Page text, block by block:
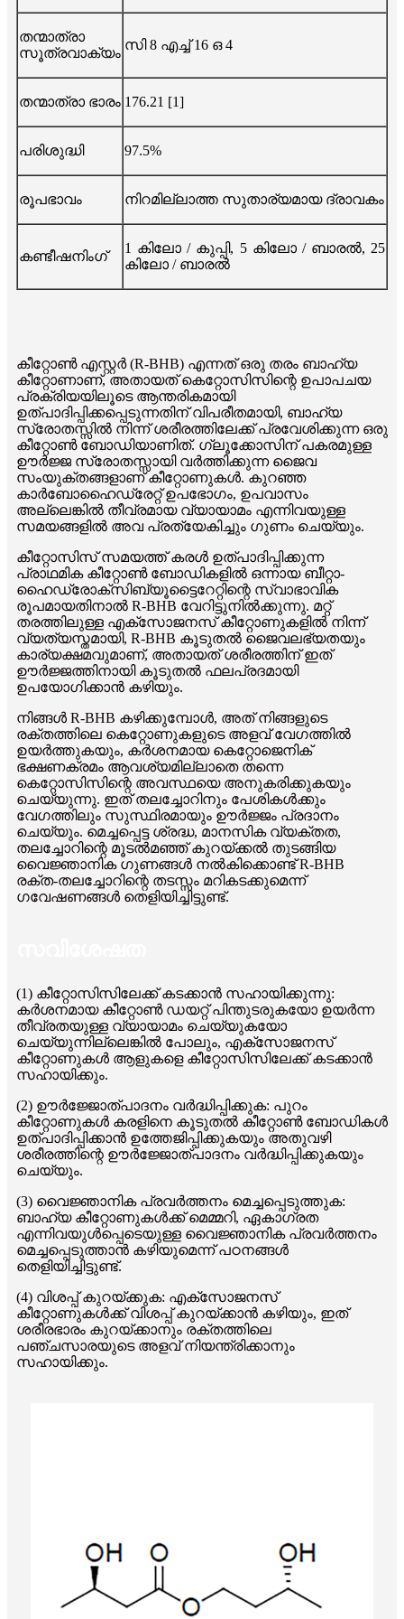
തന്മാത്രാ
സൂത്രവാക്യം
സി 8 എച്ച് 16 ഒ 4
തന്മാത്രാ ഭാരം 176.21 [1]
പരിശുദ്ധി 97.5%
രൂപഭാവം നിറമില്ലാത്ത സുതാര്യമായ ദ്രാവകം
കണ്ടീഷനിംഗ്
1 കിലോ / കുപ്പി, 5 കിലോ / ബാരൽ, 25
കിലോ / ബാരൽ
കീറ്റോൺ എസ്റ്റർ (R-BHB) എന്നത് ഒരു തരം ബാഹ്യ
കീറ്റോണാണ്, അതായത് കെറ്റോസിസിന്റെ ഉപാപചയ
പ്രക്രിയയിലൂടെ ആന്തരികമായി
ഉത്പാദിപ്പിക്കപ്പെടുന്നതിന് വിപരീതമായി, ബാഹ്യ
സ്രോതസ്സിൽ നിന്ന് ശരീരത്തിലേക്ക് പ്രവേശിക്കുന്ന ഒരു
കീറ്റോൺ ബോഡിയാണിത്. ഗ്ലൂക്കോസിന് പകരമുള്ള
ഊർജ്ജ സ്രോതസ്സായി വർത്തിക്കുന്ന ജൈവ
സംയുക്തങ്ങളാണ് കീറ്റോണുകൾ. കുറഞ്ഞ
കാർബോഹൈഡ്രേറ്റ് ഉപഭോഗം, ഉപവാസം
അല്ലെങ്കിൽ തീവ്രമായ വ്യായാമം എന്നിവയുള്ള
സമയങ്ങളിൽ അവ പ്രത്യേകിച്ചും ഗുണം ചെയ്യും.
കീറ്റോസിസ് സമയത്ത് കരൾ ഉത്പാദിപ്പിക്കുന്ന
പ്രാഥമിക കീറ്റോൺ ബോഡികളിൽ ഒന്നായ ബീറ്റാ-
ഹൈഡ്രോക്സിബ്യൂട്ടൈറേറ്റിന്റെ സ്വാഭാവിക
രൂപമായതിനാൽ R-BHB വേറിട്ടുനിൽക്കുന്നു. മറ്റ്
തരത്തിലുള്ള എക്സോജനസ് കീറ്റോണുകളിൽ നിന്ന്
വ്യത്യസ്തമായി, R-BHB കൂടുതൽ ജൈവലഭ്യതയും
കാര്യക്ഷമവുമാണ്, അതായത് ശരീരത്തിന് ഇത്
ഊർജ്ജത്തിനായി കൂടുതൽ ഫലപ്രദമായി
ഉപയോഗിക്കാൻ കഴിയും.
നിങ്ങൾ R-BHB കഴിക്കുമ്പോൾ, അത് നിങ്ങളുടെ
രക്തത്തിലെ കെറ്റോണുകളുടെ അളവ് വേഗത്തിൽ
ഉയർത്തുകയും, കർശനമായ കെറ്റോജെനിക്
ഭക്ഷണക്രമം ആവശ്യമില്ലാതെ തന്നെ
കെറ്റോസിസിന്റെ അവസ്ഥയെ അനുകരിക്കുകയും
ചെയ്യുന്നു. ഇത് തലച്ചോറിനും പേശികൾക്കും
വേഗത്തിലും സുസ്ഥിരമായും ഊർജ്ജം പ്രദാനം
ചെയ്യും. മെച്ചപ്പെട്ട ശ്രദ്ധ, മാനസിക വ്യക്തത,
തലച്ചോറിന്റെ മൂടൽമഞ്ഞ് കുറയ്ക്കൽ തുടങ്ങിയ
വൈജ്ഞാനിക ഗുണങ്ങൾ നൽകിക്കൊണ്ട് R-BHB
രക്ത-തലച്ചോറിന്റെ തടസ്സം മറികടക്കുമെന്ന്
ഗവേഷണങ്ങൾ തെളിയിച്ചിട്ടുണ്ട്.
(1) കീറ്റോസിസിലേക്ക് കടക്കാൻ സഹായിക്കുന്നു:
കർശനമായ കീറ്റോൺ ഡയറ്റ് പിന്തുടരുകയോ ഉയർന്ന
തീവ്രതയുള്ള വ്യായാമം ചെയ്യുകയോ
ചെയ്യുന്നില്ലെങ്കിൽ പോലും, എക്സോജനസ്
കീറ്റോണുകൾ ആളുകളെ കീറ്റോസിസിലേക്ക് കടക്കാൻ
സഹായിക്കും.
(2) ഊർജ്ജോത്പാദനം വർദ്ധിപ്പിക്കുക: പുറം
കീറ്റോണുകൾ കരളിനെ കൂടുതൽ കീറ്റോൺ ബോഡികൾ
ഉത്പാദിപ്പിക്കാൻ ഉത്തേജിപ്പിക്കുകയും അതുവഴി
ശരീരത്തിന്റെ ഊർജ്ജോത്പാദനം വർദ്ധിപ്പിക്കുകയും
ചെയ്യും.
(3) വൈജ്ഞാനിക പ്രവർത്തനം മെച്ചപ്പെടുത്തുക:
ബാഹ്യ കീറ്റോണുകൾക്ക് മെമ്മറി, ഏകാഗ്രത
എന്നിവയുൾപ്പെടെയുള്ള വൈജ്ഞാനിക പ്രവർത്തനം
മെച്ചപ്പെടുത്താൻ കഴിയുമെന്ന് പഠനങ്ങൾ
തെളിയിച്ചിട്ടുണ്ട്.
(4) വിശപ്പ് കുറയ്ക്കുക: എക്സോജനസ്
കീറ്റോണുകൾക്ക് വിശപ്പ് കുറയ്ക്കാൻ കഴിയും, ഇത്
ശരീരഭാരം കുറയ്ക്കാനും രക്തത്തിലെ
പഞ്ചസാരയുടെ അളവ് നിയന്ത്രിക്കാനും
സഹായിക്കും.